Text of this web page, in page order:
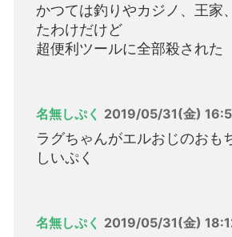
かつては釣りやカジノ、王家
たわけだけど
超便利ツールに全部殺された
名無しぷく 2019/05/31(金)
ラグちゃんがエルおじのおも
しいぷく
名無しぷく 2019/05/31(金)